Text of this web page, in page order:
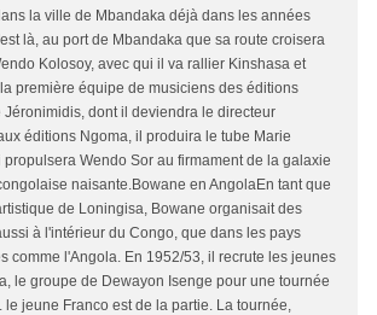
la ville de Mbandaka déjà dans les années
là, au port de Mbandaka que sa route croisera
Kolosoy, avec qui il va rallier Kinshasa et
première équipe de musiciens des éditions
Jéronimidis, dont il deviendra le directeur
éditions Ngoma, il produira le tube Marie
propulsera Wendo Sor au firmament de la galaxie
naisante.Bowane en AngolaEn tant que
de Loningisa, Bowane organisait des
à l'intérieur du Congo, que dans les pays
comme l'Angola. En 1952/53, il recrute les jeunes
le groupe de Dewayon Isenge pour une tournée
le jeune Franco est de la partie. La tournée,